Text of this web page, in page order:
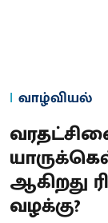
வாழ்வியல்
ஆகிறது
வழக்கு?